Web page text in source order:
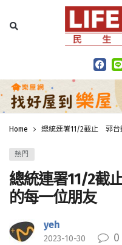
Home 總統連署11/2截止 郭台
熱門
總統連署11/2截
的每一位朋友
yeh
2023-10-30 0